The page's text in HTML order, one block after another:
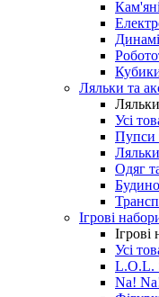
Ляльки та
Усі
Пупси
Одяг
Ігрові
Ігрові
Усі
L.O.L.
Na!